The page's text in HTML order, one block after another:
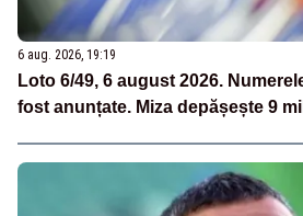
6 aug. 2026, 19:19
Loto 6/49, 6 august 2026.
fost anunțate. Miza depășește 9